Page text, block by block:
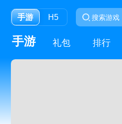
手游 H5
手游 礼包 排行